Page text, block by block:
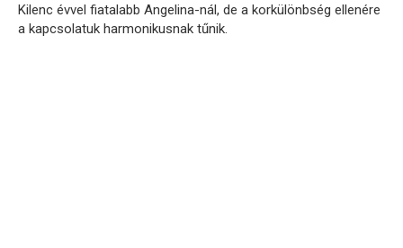
Kilenc évvel fiatalabb Angelina-nál, de a korkülönbség ellenére
a kapcsolatuk harmonikusnak tűnik.